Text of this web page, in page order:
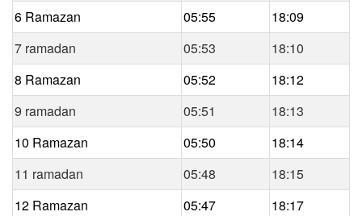
6 Ramazan
05:55
18:09
7 ramadan
05:53
18:10
8 Ramazan
05:52
18:12
9 ramadan
05:51
18:13
10 Ramazan
05:50
18:14
11 ramadan
05:48
18:15
12 Ramazan
05:47
18:17